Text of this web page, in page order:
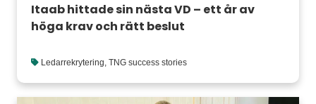
Itaab hittade sin nästa VD – ett år av
höga krav och rätt beslut
Ledarrekrytering, TNG success stories